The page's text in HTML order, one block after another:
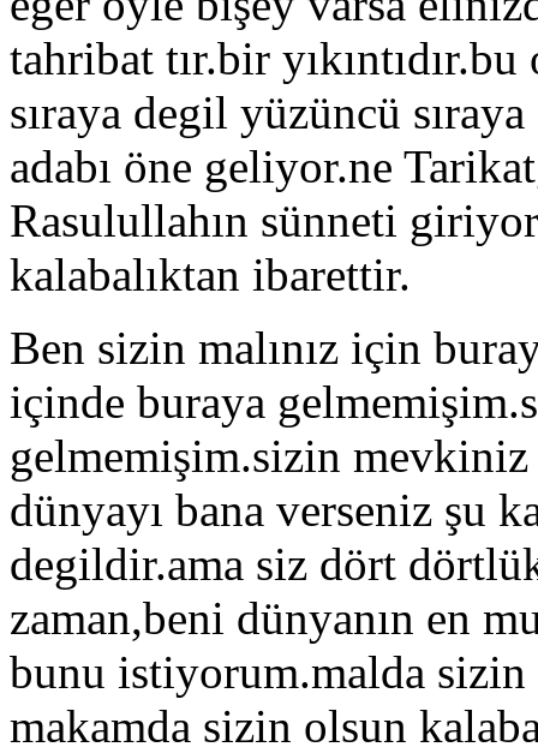
tahribat tır.bir
sıraya degil yüzüncü
adabı öne geliyor.ne
Rasulullahın sünneti
kalabalıktan ibarettir.
Ben sizin malınız için
içinde buraya
gelmemişim.sizin
dünyayı bana verseniz şu
degildir.ama siz dört
zaman,beni dünyanın en
bunu istiyorum.malda
makamda sizin olsun